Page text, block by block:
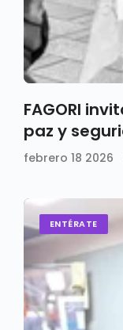
FAGORI
paz y
febrero 18 2026
ENTÉRATE